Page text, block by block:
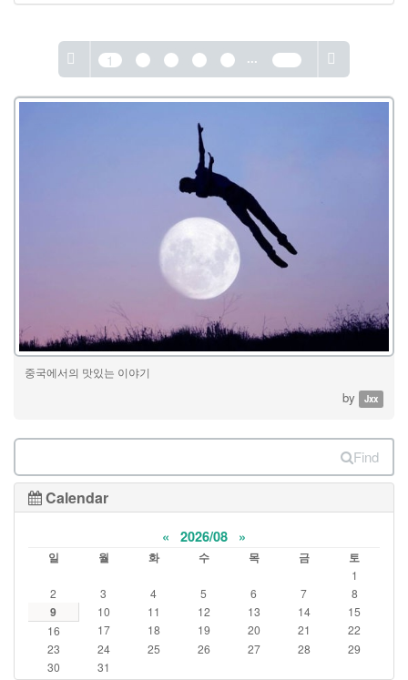
1 2 3 4 5 ... 389
중국에서의 맛있는 이야기
by Jxx
Find
Calendar
« 2026/08 »
일 월 화 수 목 금 토
1
2
3 4 5 6 7 8
9 10 11 12 13 14
15
16
17 18 19 20 21
22
23
24 25 26 27 28
29
30
31